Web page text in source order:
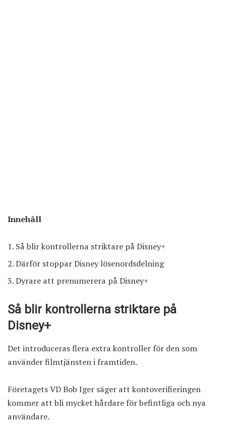
Innehåll
Så blir kontrollerna striktare på Disney+
Därför stoppar Disney lösenordsdelning
Dyrare att prenumerera på Disney+
Så blir kontrollerna striktare på
Disney+
Det introduceras flera extra kontroller för den som
använder filmtjänsten i framtiden.
Företagets VD Bob Iger säger att kontoverifieringen
kommer att bli mycket hårdare för befintliga och nya
användare.